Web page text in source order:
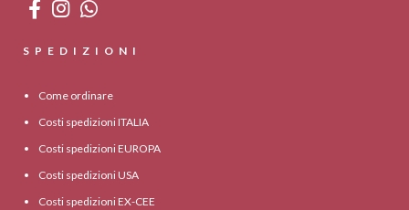
SPEDIZIONI
Come ordinare
Costi spedizioni ITALIA
Costi spedizioni EUROPA
Costi spedizioni USA
Costi spedizioni EX-CEE